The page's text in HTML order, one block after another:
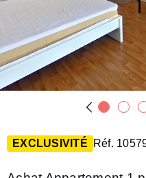
EXCLUSIVITÉ Réf.